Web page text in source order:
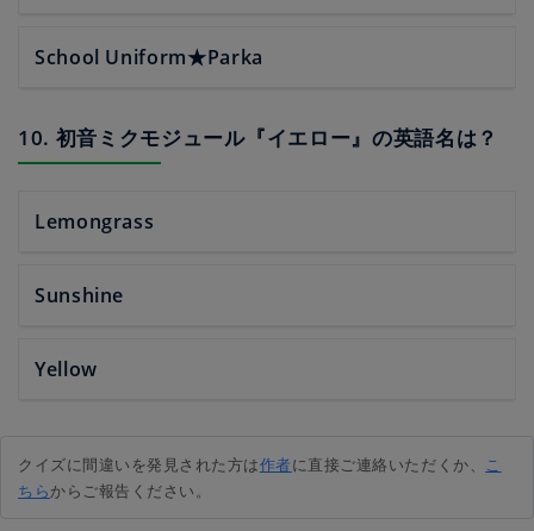
School Uniform★Parka
10. 初音ミクモジュール『イエロー』の英語名は？
Lemongrass
Sunshine
Yellow
クイズに間違いを発見された方は作者に直接ご連絡いただくか、 こ
ちらからご報告ください。